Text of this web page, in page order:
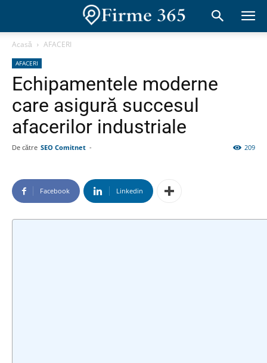
Acasă AFACERI
AFACERI
Echipamentele moderne
care asigură succesul
afacerilor industriale
De către SEO Comitnet - 209
Facebook Linkedin